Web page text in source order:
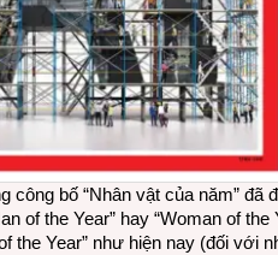
công bố “Nhân vật của năm”
of the Year” hay “Woman of
the Year” như hiện nay (đối với